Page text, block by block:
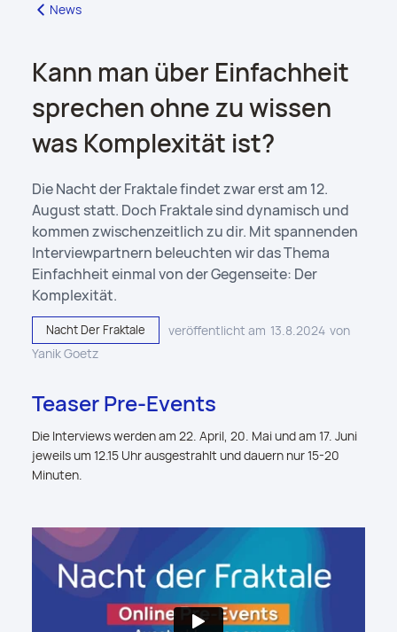
News
Kann man über Einfachheit
sprechen ohne zu wissen
was Komplexität ist?
Die Nacht der Fraktale findet zwar erst am 12.
August statt. Doch Fraktale sind dynamisch und
kommen zwischenzeitlich zu dir. Mit spannenden
Interviewpartnern beleuchten wir das Thema
Einfachheit einmal von der Gegenseite: Der
Komplexität.
Nacht Der Fraktale veröffentlicht am 13.8.2024 von
Yanik Goetz
Teaser Pre-Events
Die Interviews werden am 22. April, 20. Mai und am 17. Juni
jeweils um 12.15 Uhr ausgestrahlt und dauern nur 15-20
Minuten.